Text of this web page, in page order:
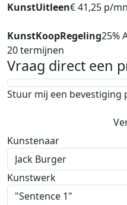
KunstUitleen€ 41,25 p/
KunstKoopRegeling25%
20 termijnen
Vraag direct een
Stuur mij een bevestiging
Kunstenaar
Kunstwerk